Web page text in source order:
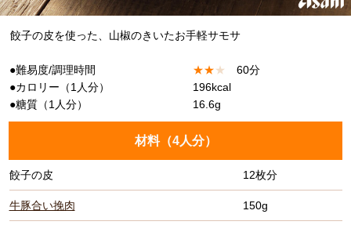
餃子の皮を使った、山椒のきいたお手軽サモサ
●難易度/調理時間 ★★★
60分
●カロリー（1人分）
196kcal
●糖質（1人分）
16.6g
材料（4人分）
餃子の皮 12枚分
牛豚合い挽肉 150g